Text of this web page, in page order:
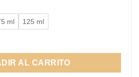
hasta
1.710Bs.
ml
125 ml
AL CARRITO